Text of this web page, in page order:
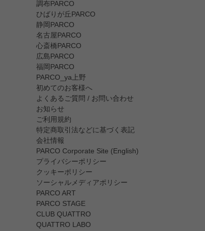
調布PARCO
ひばりが丘PARCO
静岡PARCO
名古屋PARCO
心斎橋PARCO
広島PARCO
福岡PARCO
PARCO_ya上野
初めてのお客様へ
よくあるご質問 / お問い合わせ
お知らせ
ご利用規約
特定商取引法などに基づく表記
会社情報
PARCO Corporate Site (English)
プライバシーポリシー
クッキーポリシー
ソーシャルメディアポリシー
PARCO ART
PARCO STAGE
CLUB QUATTRO
QUATTRO LABO